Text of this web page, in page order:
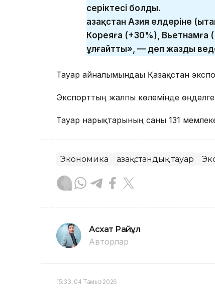
серіктесі болды.
Қазақстан Азия елдеріне
Кореяға (+30%), Вьетнамға
ұлғайтты», — деп жазды
Тауар айналымындағы Қазақстан
Экспорттың жалпы көлемінде
Тауар нарықтарының саны 131
Экономика Қазақстандық тауар
Асхат Райқұл
Авторлар
15:33, 04 Тамыз 2026